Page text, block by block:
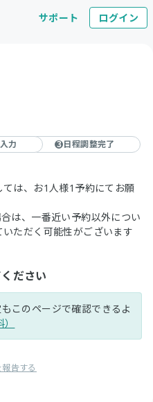
サポート ログイン
力 3 日程調整完了
は、お1人様1予約にてお願
は、一番近い予約以外につい
ただく可能性がございます
ださい
このページで確認できるよ
告する